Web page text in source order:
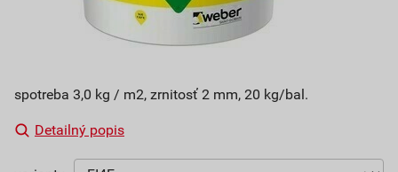
spotreba 3,0 kg / m2, zrnitosť 2 mm, 20 kg/bal.
Detailný popis